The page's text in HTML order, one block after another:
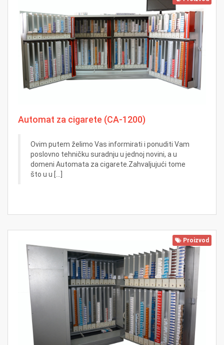
Automat za cigarete (CA-1200)
Ovim putem želimo Vas informirati i ponuditi Vam
poslovno tehničku suradnju u jednoj novini, a u
domeni Automata za cigarete.Zahvaljujući tome
što u u [...]
Proizvod